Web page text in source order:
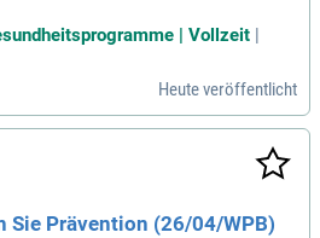
| Vollzeit
Heute veröffentlicht
Sie Prävention (26/04/WPB)